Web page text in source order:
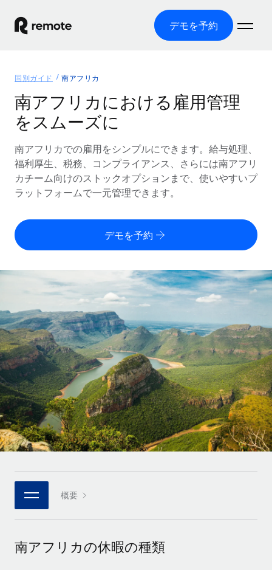
デモを予約
グローバル雇用
グローバル給与処理
コンプライアンス対応の給与処理を手軽に
Employer of Record（EOR）
グローバル展開をコストをかけずに実現
Contractor of Record
世界中の契約社員と法令を遵守して契約
世界中の契約社員をオンボーディングし、管理
複雑な雇用関連業務を外部委託
インフラ
Remote統合
人事機能をワークフローにシームレスに統合する
プラットフォーム
チームのための人事の基本機能を内蔵
接続 新しい
当社のMCPを使用して、あらゆるAIツールをRemoteに接続
統合
基本的なビジネスツールを活用して業務プロセスを効率化す
ソリューション
各国の制度に対応
国別ガイド
/国別のグローバル雇用支援を検索する
Remoteを他社と比較
スタートアップ
成長中の企業向けのアジャイルなグローバルHR・給与処理ソ
リューション
ミッドマーケット
カスタマイズされた人事ソリューションでチームを拡大する
企業
大企業向けのグローバルHR
パートナーに登録
戦略的テクノロジーパートナー
グローバルな人事機能を柔軟に自社プラットフォームへ統合
当社とのパートナーシップの可能性を検討する
リソース
ツールと計算ツール
従業員コスト計算ツール
契約社員の報酬計算ツール
グローバルな契約社員向けに、通貨オプションと支払スピー
ドを確認する
REMOTEで学習
リサーチおよびガイド
活用事例
HR用語集
チェックリストおよびテンプレート
職務内容ライブラリ
ウェビナー
イベント
ニュースルーム
価格
English
Nederlands
Français
Deutsch
Español
Italiano
Português (Portugal)
日本語
한국어
ログイン
国別ガイド 南アフリカ
南アフリカにおける雇用管理
をスムーズに
南アフリカでの雇用をシンプルにできます。給与処理、
福利厚生、税務、コンプライアンス、さらには南アフリ
カチーム向けのストックオプションまで、使いやすいプ
ラットフォームで一元管理できます。
デモを予約
概要
南アフリカの休暇の種類